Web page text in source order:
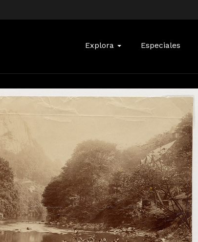
Explora Especiales